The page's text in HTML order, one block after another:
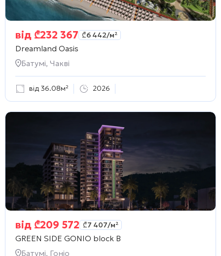
від ₾232 367 ₾6 442/м²
Dreamland Oasis
Батумі, Чакві
від 36.08м² 2026
від ₾209 572 ₾7 407/м²
GREEN SIDE GONIO block B
Батумі, Гоніо